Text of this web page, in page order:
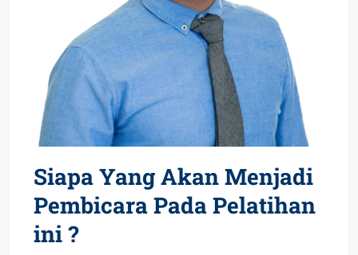
Siapa Yang Akan Menjadi
Pembicara Pada Pelatihan
ini ?